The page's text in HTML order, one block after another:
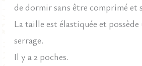
de dormir sans être comprimé et
La taille est élastiquée et
serrage.
Il y a 2 poches.